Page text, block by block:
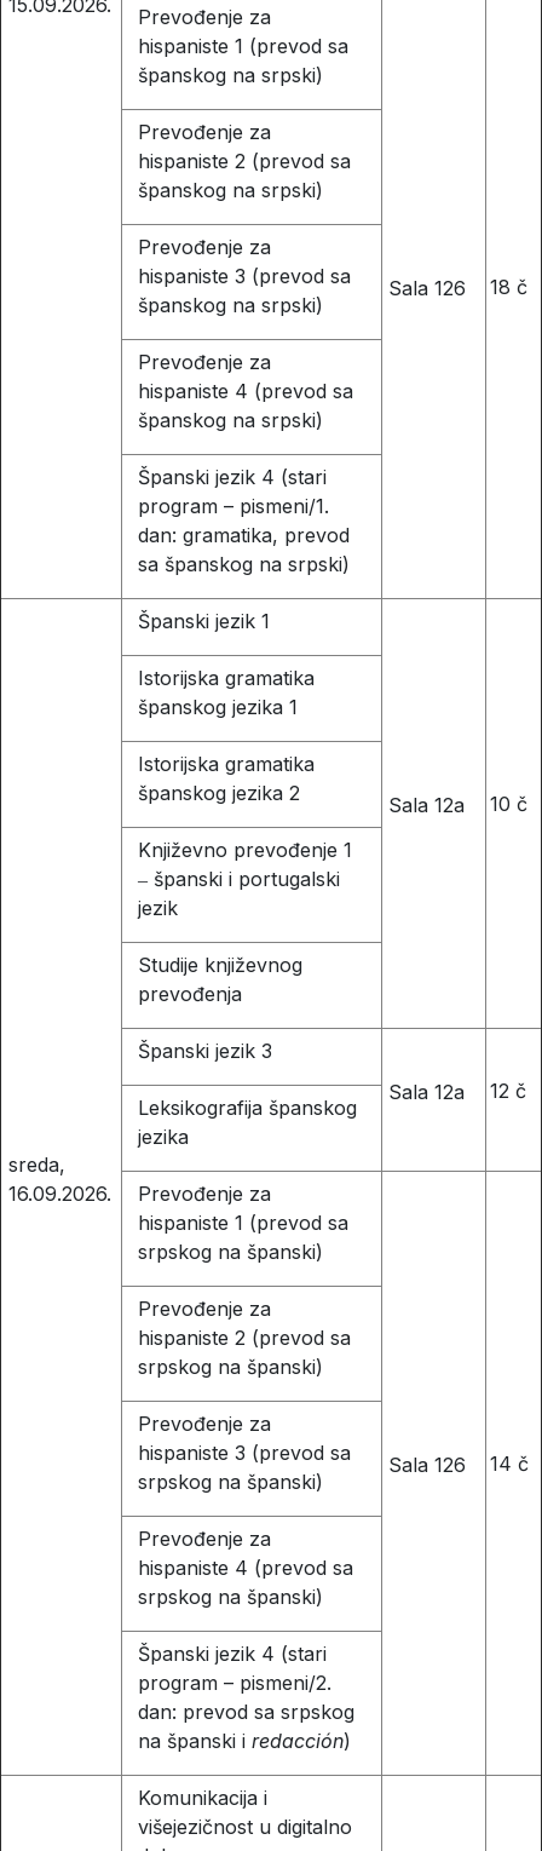
Prevođenje za
hispaniste 1 (prevod sa
španskog na srpski)
Sala 126 18 č
Prevođenje za
hispaniste 2 (prevod sa
španskog na srpski)
Prevođenje za
hispaniste 3 (prevod sa
španskog na srpski)
Prevođenje za
hispaniste 4 (prevod sa
španskog na srpski)
Španski jezik 4 (stari
program – pismeni/1.
dan: gramatika, prevod
sa španskog na srpski)
sreda,
16.09.2026.
Španski jezik 1
Sala 12a 10 č
Istorijska gramatika
španskog jezika 1
Istorijska gramatika
španskog jezika 2
Književno prevođenje 1
‒ španski i portugalski
jezik
Studije književnog
prevođenja
Španski jezik 3
Sala 12a
12 č
Leksikografija španskog
jezika
Prevođenje za
hispaniste 1 (prevod sa
srpskog na španski)
Sala 126 14 č
Prevođenje za
hispaniste 2 (prevod sa
srpskog na španski)
Prevođenje za
hispaniste 3 (prevod sa
srpskog na španski)
Prevođenje za
hispaniste 4 (prevod sa
srpskog na španski)
Španski jezik 4 (stari
program – pismeni/2.
dan: prevod sa srpskog
na španski i redacción)
Komunikacija i
višejezičnost u digitalno